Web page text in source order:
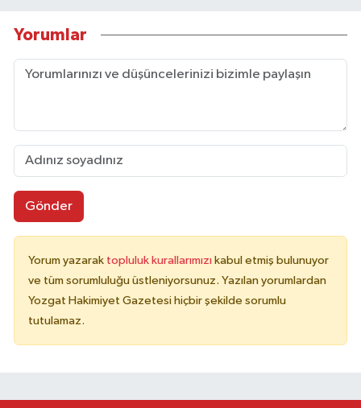
Yorumlar
Gönder
Yorum yazarak topluluk kurallarımızı kabul etmiş bulunuyor
ve tüm sorumluluğu üstleniyorsunuz. Yazılan yorumlardan
Yozgat Hakimiyet Gazetesi hiçbir şekilde sorumlu
tutulamaz.